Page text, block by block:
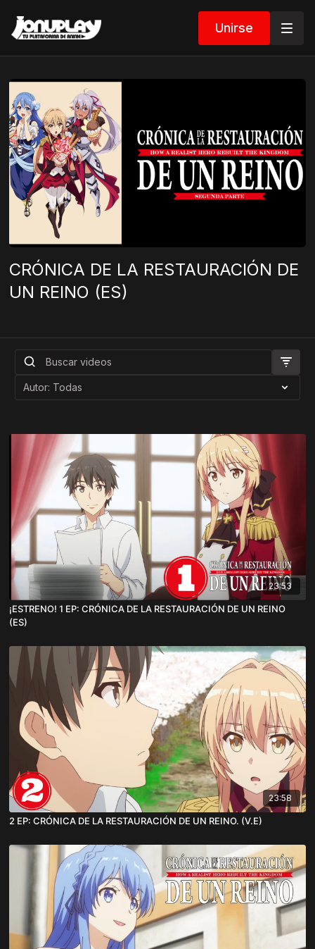
Unirse
CRÓNICA DE LA RESTAURACIÓN DE
UN REINO (ES)
23:53
¡ESTRENO! 1 EP: CRÓNICA DE LA RESTAURACIÓN DE UN REINO
(ES)
23:58
2 EP: CRÓNICA DE LA RESTAURACIÓN DE UN REINO. (V.E)